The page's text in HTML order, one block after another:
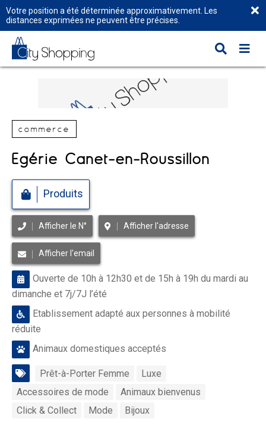
Votre position a été déterminée approximativement. Les
distances exprimées ne peuvent être précises.
commerce
Egérie Canet-en-Roussillon
Produits
Afficher le N° Afficher l'adresse
Afficher l'email
Ouverte de 10h à 12h30 et de 15h à 19h du mardi au
dimanche et 7j/7J l’été
Etablissement adapté aux personnes à mobilité
réduite
Animaux domestiques acceptés
Prêt-à-Porter Femme
Luxe
Accessoires de mode
Animaux bienvenus
Click & Collect
Mode Bijoux